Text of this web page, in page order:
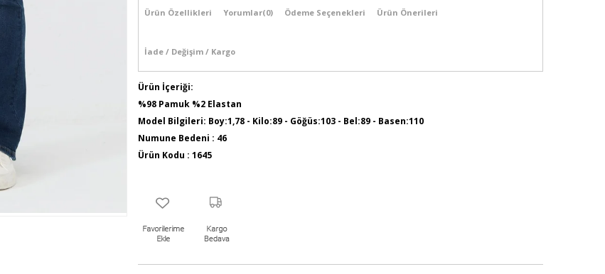
Ürün Özellikleri Yorumlar(0) Ödeme Seçenekleri Ürün Önerileri
İade / Değişim / Kargo
Ürün İçeriği:
%98 Pamuk %2 Elastan
Model Bilgileri: Boy:1,78 - Kilo:89 - Göğüs:103 - Bel:89 - Basen:110
Numune Bedeni : 46
Ürün Kodu : 1645